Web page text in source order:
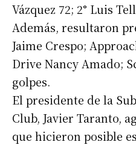
Vázquez 72; 2° Luis
Además, resultaron
Jaime Crespo;
Drive Nancy Amado;
golpes.
El presidente de la
Club, Javier Taranto,
que hicieron posible